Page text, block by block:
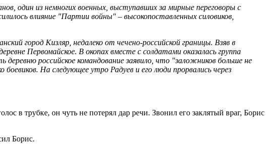
один из немногих военных, выступавших за мирные переговоры с
влияние "Партии войны" – высокопоставленных силовиков,
город Кизляр, недалеко от чечено-российской границы. Взяв в
Первомайское. В окопах вместе с солдатами оказалась группа
российское командование заявило, что "заложников больше не
На следующее утро Радуев и его люди прорвались через
в трубке, он чуть не потерял дар речи. Звонил его заклятый враг, Борис
Борис.